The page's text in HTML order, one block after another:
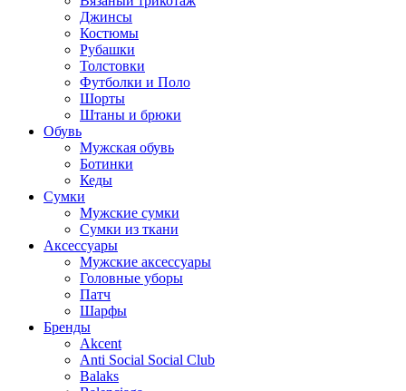
Джинсы
Костюмы
Рубашки
Толстовки
Футболки и Поло
Шорты
Штаны и брюки
Обувь
Мужская обувь
Ботинки
Кеды
Сумки
Мужские сумки
Сумки из ткани
Аксессуары
Мужские аксессуары
Головные уборы
Патч
Шарфы
Бренды
Akcent
Anti Social Social Club
Balaks